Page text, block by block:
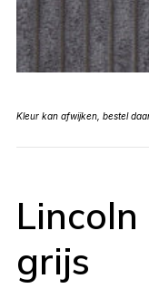
Kleur kan afwijken, bestel
grijs